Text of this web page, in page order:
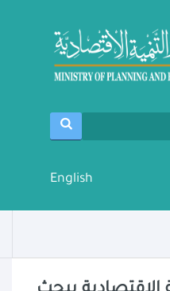
English